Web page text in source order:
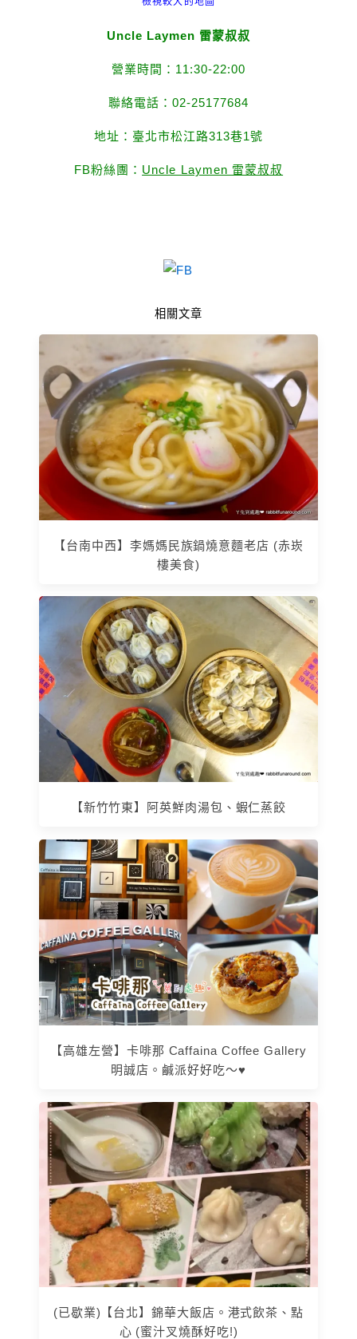
Uncle Laymen 雷蒙叔叔
營業時間：11:30-22:00
聯絡電話：02-25177684
地址：臺北市松江路313巷1號
FB粉絲團： Uncle Laymen 雷蒙叔叔
相關文章
【台南中西】李媽媽民族鍋燒意麵老店 (赤崁
樓美食)
【新竹竹東】阿英鮮肉湯包、蝦仁蒸餃
【高雄左營】卡啡那 Caffaina Coffee Gallery
明誠店。鹹派好好吃～♥
(已歇業)【台北】錦華大飯店。港式飲茶、點
心 (蜜汁叉燒酥好吃!)